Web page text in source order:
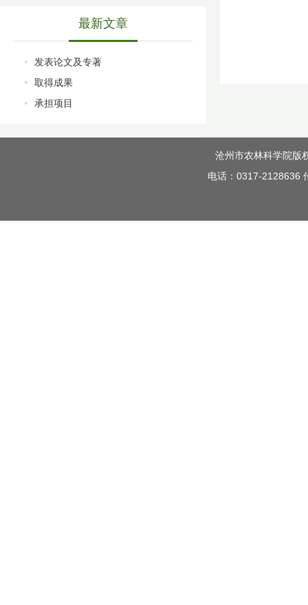
最新文章
发表论文及专著
取得成果
承担项目
沧州市农林科学院版
电话：0317-2128636